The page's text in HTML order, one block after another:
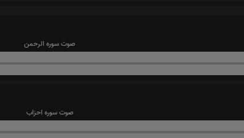
صوت سوره الرحمن
صوت سوره احزاب